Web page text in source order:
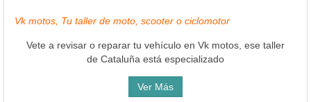
Vk motos, Tu taller de moto, scooter o ciclomotor
Vete a revisar o reparar tu vehículo en Vk motos, ese taller
de Cataluña está especializado
Ver Más